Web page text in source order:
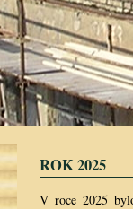
ROK 2025
V roce 2025